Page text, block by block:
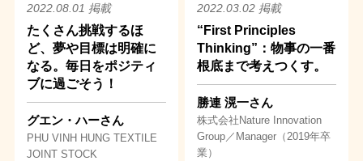
2022.08.01 掲載
たくさん挑戦するほ
ど、夢や目標は明確に
なる。毎日をポジティ
ブに過ごそう！
グエン・ハーさん
PHU VINH HUNG TEXTILE
JOINT STOCK
2022.03.02 掲載
“First Principles
Thinking”：物事の一番
根底まで考えつくす。
勝連 滉一さん
株式会社Nature Innovation
Group／Manager（2019年卒
業）